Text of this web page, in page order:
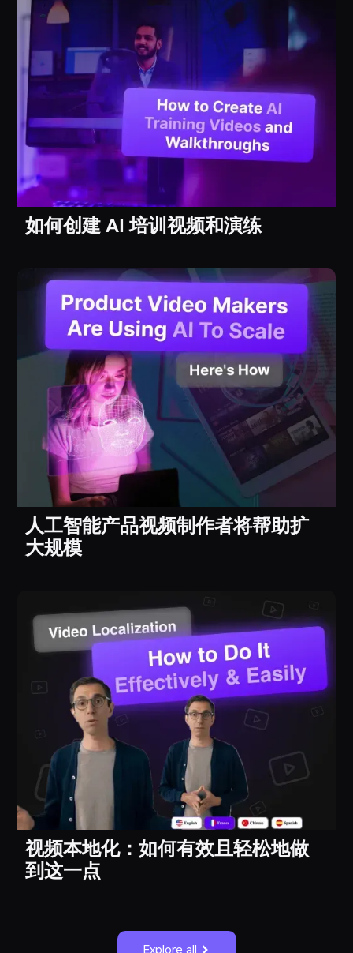
如何创建 AI 培训视频和演练
人工智能产品视频制作者将帮助扩
大规模
视频本地化：如何有效且轻松地做
到这一点
Explore all